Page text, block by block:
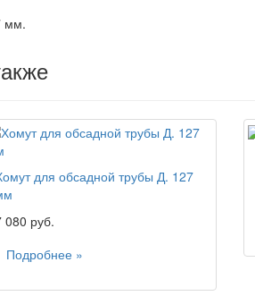
мм.
для обсадной трубы Д. 127
080 руб.
Подробнее »